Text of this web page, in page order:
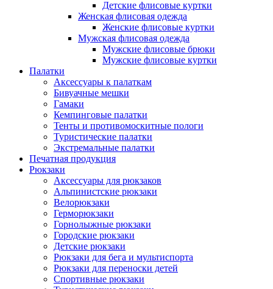
Детские флисовые куртки
Женская флисовая одежда
Женские флисовые куртки
Мужская флисовая одежда
Мужские флисовые брюки
Мужские флисовые куртки
Палатки
Аксессуары к палаткам
Бивуачные мешки
Гамаки
Кемпинговые палатки
Тенты и противомоскитные пологи
Туристические палатки
Экстремальные палатки
Печатная продукция
Рюкзаки
Аксессуары для рюкзаков
Альпинистские рюкзаки
Велорюкзаки
Герморюкзаки
Горнолыжные рюкзаки
Городские рюкзаки
Детские рюкзаки
Рюкзаки для бега и мультиспорта
Рюкзаки для переноски детей
Спортивные рюкзаки